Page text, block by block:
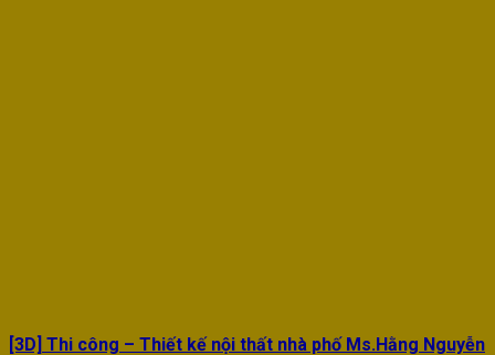
[3D] Thi công – Thiết kế nội thất nhà phố Ms.Hằng Nguyễn